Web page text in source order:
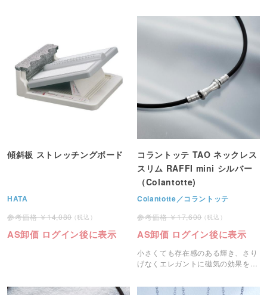
傾斜板 ストレッチングボード
HATA
14,080
AS卸価 ログイン後に表示
コラントッテ TAO ネックレス
スリム RAFFI mini シルバー
（Colantotte)
Colantotte／コラントッテ
17,600
AS卸価 ログイン後に表示
小さくても存在感のある輝き、さり
げなくエレガントに磁気の効果を実